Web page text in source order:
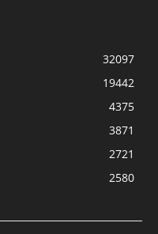
32097
19442
4375
3871
2721
2580